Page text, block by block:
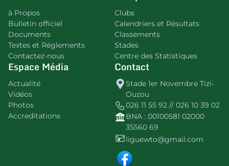
à Propos
Bulletin officiel
Documents
Textes et Réglements
Contactez-nous
Clubs
Calendriers et Résultats
Classements
Stades
Centre des Statistiques
Espace Média
Actualité
Vidéos
Photos
Accreditations
Contact
Stade 1er Novembre Tizi-
Ouzou
026 11 55 92 // 026 10 39 02
BNA : 00100581 02000
35560 69
liguewto@gmail.com